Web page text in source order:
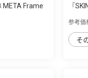
META Frame
「
参考価
そ